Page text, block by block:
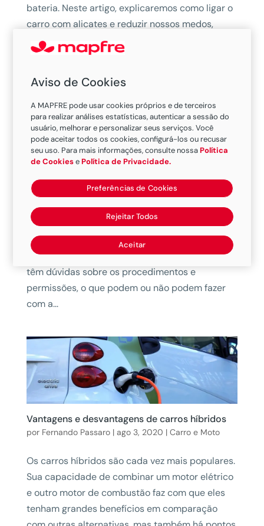
bateria. Neste artigo, explicaremos como ligar o
carro com alicates e reduzir nossos medos,
especialmente no caso de ficar sem...
Regras da CNH provisória: o que pode e o que
não pode fazer
porFernando Passaro|ago 3, 2020|Carro e Moto
O que a CNH provisória permite fazer e o que
não permite. Muitas pessoas ao tirarem sua
primeira habilitação, ou seja, sua Carteira
Nacional de Habilitação ou permissão provisória,
têm dúvidas sobre os procedimentos e
permissões, o que podem ou não podem fazer
com a...
Vantagens e desvantagens de carros híbridos
por Fernando Passaro| ago 3, 2020 | Carro e Moto
Os carros híbridos são cada vez mais populares.
Sua capacidade de combinar um motor elétrico
e outro motor de combustão faz com que eles
tenham grandes benefícios em comparação
Aviso de Cookies
A MAPFRE pode usar cookies próprios e de terceiros
para realizar análises estatísticas, autenticar a sessão do
usuário, melhorar e personalizar seus serviços. Você
pode aceitar todos os cookies, configurá-los ou recusar
seu uso. Para mais informações, consulte nossaPolítica
de CookiesePolítica de Privacidade.
Preferências de Cookies
Rejeitar Todos
Aceitar